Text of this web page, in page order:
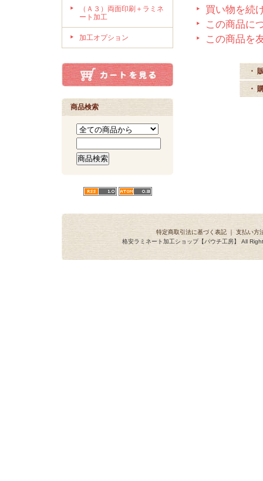
（Ａ３）両面印刷＋ラミネ
ート加工
加工オプション
商品検索
買い物を続
この商品に
この商品を
・
・
特定商取引法に基づく表記 ｜ 支払い方
格安ラミネート加工ショップ【パウチ工房】 All